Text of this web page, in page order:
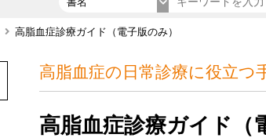
高脂血症診療ガイド（電子版のみ）
高脂血症の日常診療に役立つ
高脂血症診療ガイド（